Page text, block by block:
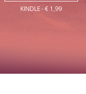
KINDLE - € 1,99